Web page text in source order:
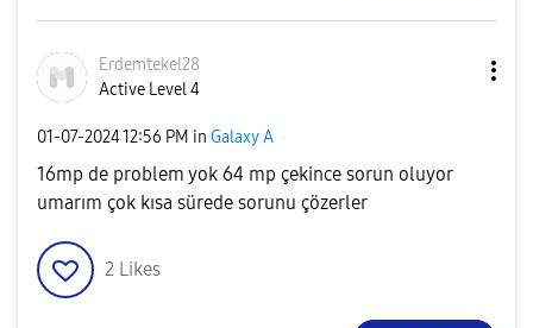
Erdemtekel28
Active Level 4
‎01-07-202412:56 PM in Galaxy A
16mp de problem yok 64 mp çekince sorun oluyor
umarım çok kısa sürede sorunu çözerler
2 Likes